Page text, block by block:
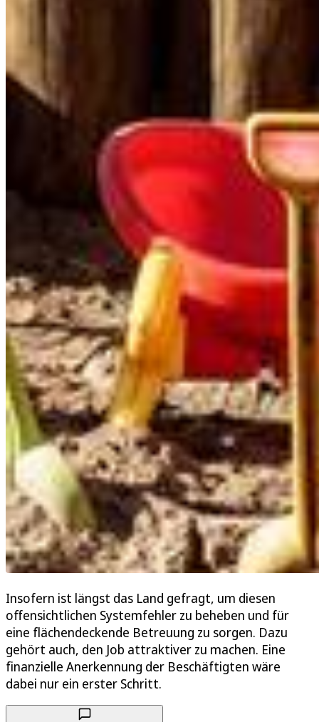
Insofern ist längst das Land gefragt, um diesen
offensichtlichen Systemfehler zu beheben und für
eine flächendeckende Betreuung zu sorgen. Dazu
gehört auch, den Job attraktiver zu machen. Eine
finanzielle Anerkennung der Beschäftigten wäre
dabei nur ein erster Schritt.